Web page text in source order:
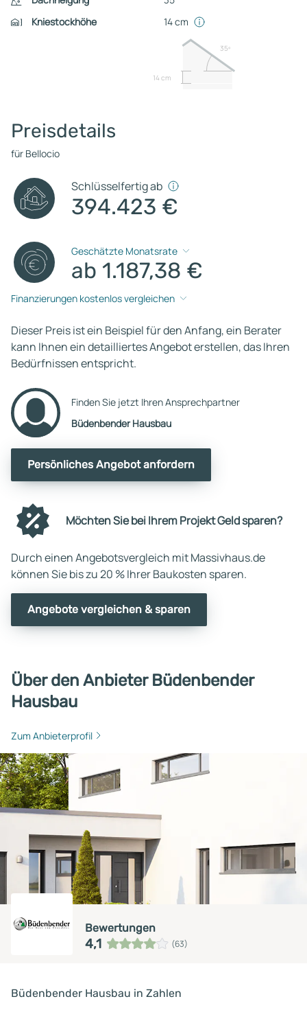
Kniestockhöhe
14 cm
14 cm
35º
Preisdetails
für Bellocio
Schlüsselfertig ab
394.423 €
Geschätzte Monatsrate
ab 1.187,38 €
Finanzierungen kostenlos vergleichen
Dieser Preis ist ein Beispiel für den Anfang, ein Berater
kann Ihnen ein detailliertes Angebot erstellen, das Ihren
Bedürfnissen entspricht.
Finden Sie jetzt Ihren Ansprechpartner
Büdenbender Hausbau
Persönliches Angebot anfordern
Möchten Sie bei Ihrem Projekt Geld sparen?
Durch einen Angebotsvergleich mit Massivhaus.de
können Sie bis zu 20 % Ihrer Baukosten sparen.
Angebote vergleichen & sparen
Über den Anbieter Büdenbender
Hausbau
Zum Anbieterprofil
Bewertungen
4,1 (63)
Büdenbender Hausbau in Zahlen